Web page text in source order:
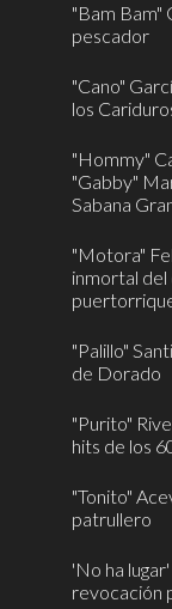
"Bam Bam"
pescador
"Cano"
los
"Hommy"
"Gabby"
Sabana
"Motora"
inmortal
"Palillo"
de Dorado
"Purito"
hits de los
"Tonito"
patrullero
'No ha
revocación